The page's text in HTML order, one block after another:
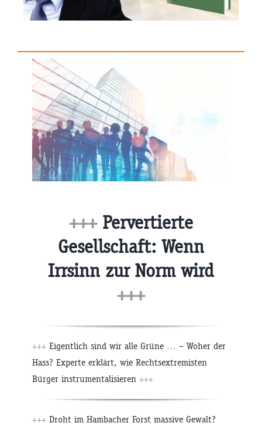
+++ Pervertierte
Gesellschaft: Wenn
Irrsinn zur Norm wird
+++
+++ Eigentlich sind wir alle Grüne … – Woher der
Hass? Experte erklärt, wie Rechtsextremisten
Bürger instrumentalisieren +++
+++ Droht im Hambacher Forst massive Gewalt?